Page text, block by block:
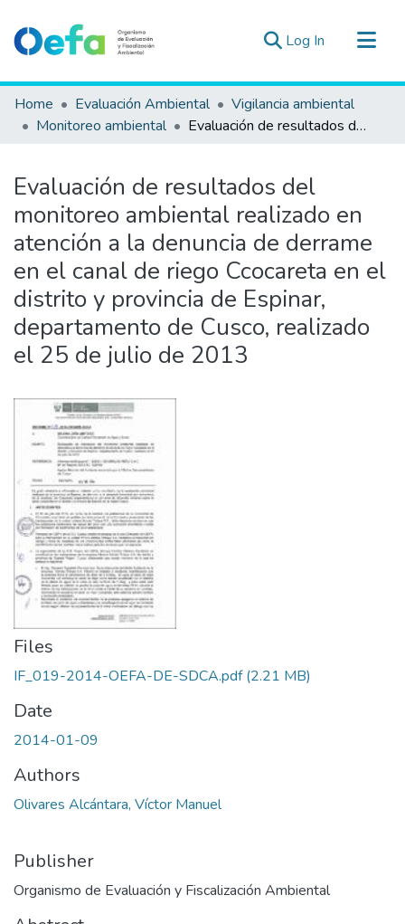
Log In (current)
Communities & Collections
All of DSpace
Estad. Externas
Guias ▾
Home Evaluación Ambiental
Vigilancia ambiental
Monitoreo ambiental
Evaluación de resultados del monitoreo ambiental realizado en atención a la denuncia de derrame en el canal de riego Ccocareta en el distrito y provincia de Espinar, departamento de Cusco, realizado el 25 de julio de 2013
Evaluación de resultados del
monitoreo ambiental realizado en
atención a la denuncia de derrame
en el canal de riego Ccocareta en el
distrito y provincia de Espinar,
departamento de Cusco, realizado
el 25 de julio de 2013
Files
IF_019-2014-OEFA-DE-SDCA.pdf(2.21 MB)
Date
2014-01-09
Authors
Olivares Alcántara, Víctor Manuel
Publisher
Organismo de Evaluación y Fiscalización Ambiental